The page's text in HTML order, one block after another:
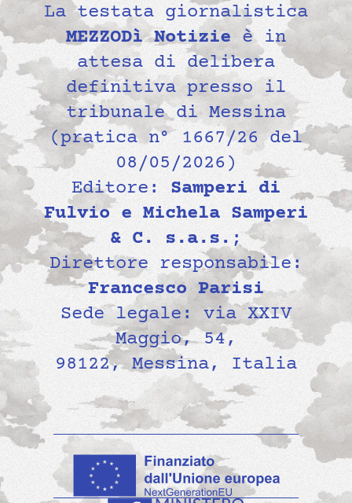
La testata giornalistica
MEZZODì Notizie è in
attesa di delibera
definitiva presso il
tribunale di Messina
(pratica n° 1667/26 del
08/05/2026)
Editore: Samperi di
Fulvio e Michela Samperi
& C. s.a.s. ;
Direttore responsabile:
Francesco Parisi
Sede legale: via XXIV
Maggio, 54,
98122, Messina, Italia